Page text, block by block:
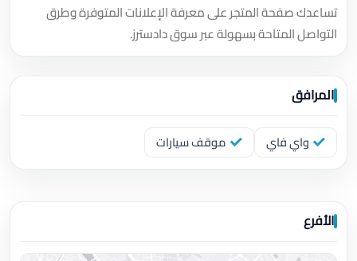
تساعدك صفحة المتجر على معرفة الإعلانات المتوفرة وطرق
التواصل المتاحة بسهولة عبر سوق دادسترز.
المرافق
واي فاي موقف سيارات
الأفرع